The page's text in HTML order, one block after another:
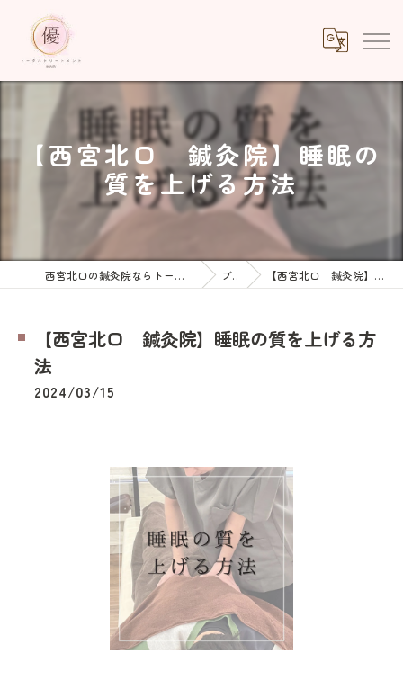
【西宮北口 鍼灸院】睡眠の
質を上げる方法
西宮北口の鍼灸院ならトータルトリートメント優鍼灸院 ブログ 【西宮北口 鍼灸院】睡眠の質を上げる方法
【西宮北口 鍼灸院】睡眠の質を上げる方
法
2024/03/15